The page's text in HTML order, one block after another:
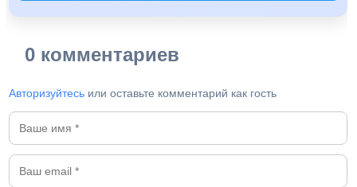
0 комментариев
Авторизуйтесь или оставьте комментарий как гость